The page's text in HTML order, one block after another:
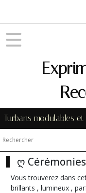
Turbans modulables
ღ
Vous trouverez dans
brillants , lumineux ,
FILTRES
Afficher
les
résultats